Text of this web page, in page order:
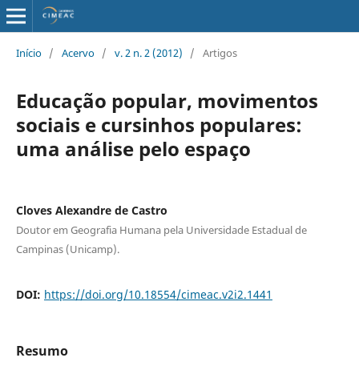
Início / Acervo / v. 2 n. 2 (2012) / Artigos
Educação popular, movimentos
sociais e cursinhos populares:
uma análise pelo espaço
Cloves Alexandre de Castro
Doutor em Geografia Humana pela Universidade Estadual de
Campinas (Unicamp).
DOI: https://doi.org/10.18554/cimeac.v2i2.1441
Resumo